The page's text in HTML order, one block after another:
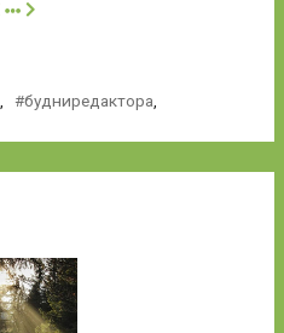
далее
будниредактора